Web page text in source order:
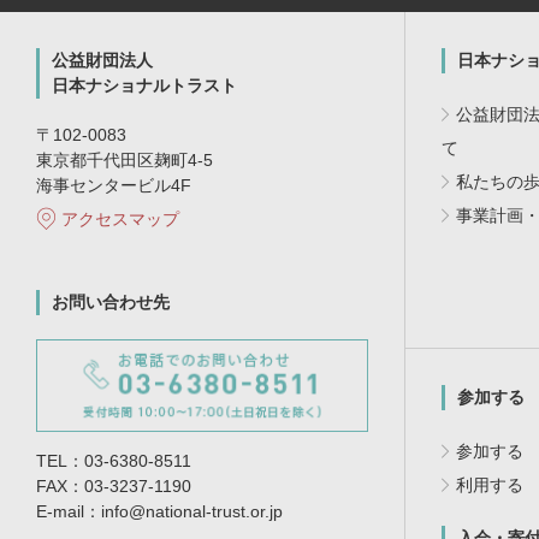
公益財団法人
日本ナショナルトラスト
〒102-0083
東京都千代田区麹町4-5
海事センタービル4F
アクセスマップ
お問い合わせ先
TEL：03-6380-8511
FAX：03-3237-1190
E-mail：info@national-trust.or.jp
日本ナシ
公益財団
て
私たちの
事業計画
参加する
参加する
利用する